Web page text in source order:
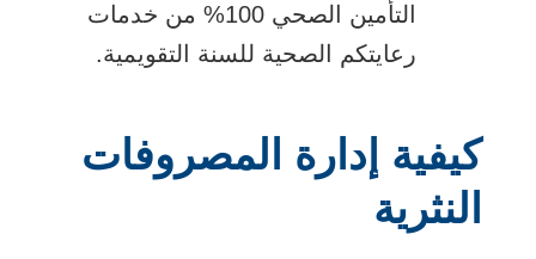
التأمين الصحي 100% من خدمات
رعايتكم الصحية للسنة التقويمية.
كيفية إدارة المصروفات
النثرية